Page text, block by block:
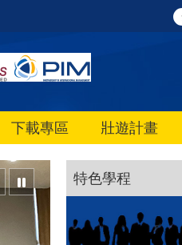
下載專區 壯遊計畫
特色學程